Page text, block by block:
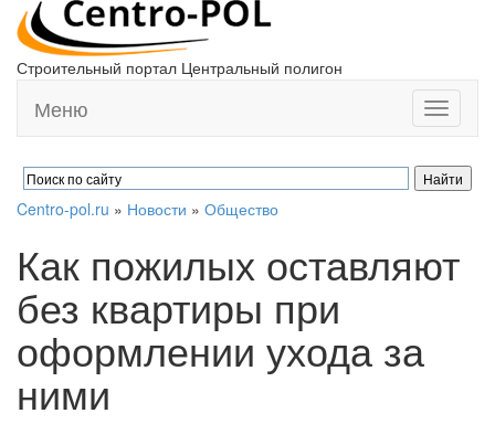
Строительный портал Центральный полигон
Toggle
Меню
Centro-pol.ru » Новости » Общество
Как пожилых оставляют
без квартиры при
оформлении ухода за
ними